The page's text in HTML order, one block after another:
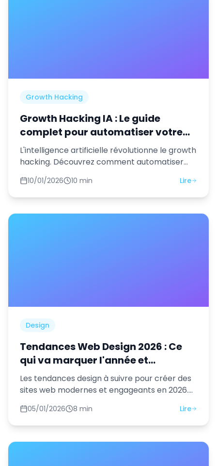
Growth Hacking
Growth Hacking IA : Le guide
complet pour automatiser votre
acquisition client en 2026
L'intelligence artificielle révolutionne le growth
hacking. Découvrez comment automatiser
votre prospection et votre community
management avec l'IA.
10/01/2026 10 min Lire
Design
Tendances Web Design 2026 : Ce
qui va marquer l'année et
transformer l'expérience
utilisateur
Les tendances design à suivre pour créer des
sites web modernes et engageants en 2026.
Du design IA aux micro-interactions.
05/01/2026 8 min Lire